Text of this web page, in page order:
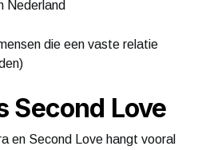
Nederland
die een vaste relatie
Second Love
en Second Love hangt vooral